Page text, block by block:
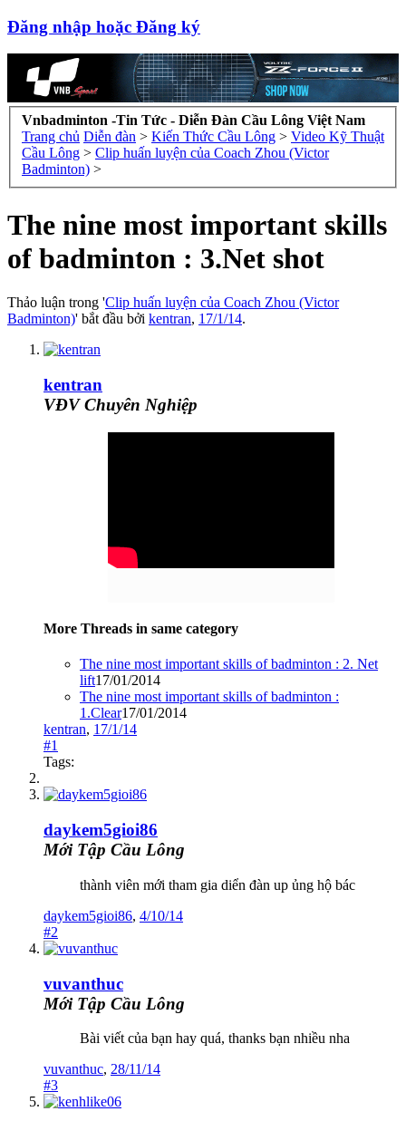
Đăng nhập hoặc Đăng ký
Vnbadminton -Tin Tức - Diễn Đàn Cầu Lông Việt Nam
Trang chủ Diễn đàn > Kiến Thức Cầu Lông > Video Kỹ Thuật
Cầu Lông > Clip huấn luyện của Coach Zhou (Victor
Badminton) >
The nine most important skills
of badminton : 3.Net shot
Thảo luận trong 'Clip huấn luyện của Coach Zhou (Victor
Badminton)' bắt đầu bởi kentran, 17/1/14.
kentran
VĐV Chuyên Nghiệp
More Threads in same category
The nine most important skills of badminton : 2. Net
lift17/01/2014
The nine most important skills of badminton :
1.Clear17/01/2014
kentran, 17/1/14
#1
Tags:
daykem5gioi86
Mới Tập Cầu Lông
thành viên mới tham gia diển đàn up ủng hộ bác
daykem5gioi86, 4/10/14
#2
vuvanthuc
Mới Tập Cầu Lông
Bài viết của bạn hay quá, thanks bạn nhiều nha
vuvanthuc, 28/11/14
#3